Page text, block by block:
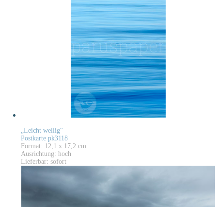
„Leicht wellig“
Postkarte pk3118
Format: 12,1 x 17,2 cm
Ausrichtung: hoch
Lieferbar: sofort